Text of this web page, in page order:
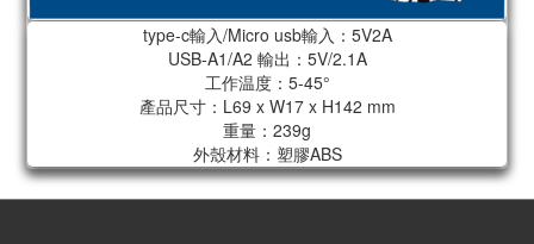
type-c輸入/Micro usb輸入：5V2A
USB-A1/A2 輸出：5V/2.1A
工作温度：5-45°
產品尺寸：L69 x W17 x H142 mm
重量：239g
外殼材料：塑膠ABS